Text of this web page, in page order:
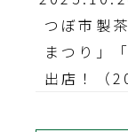
つぼ市製
まつり」
出店！（